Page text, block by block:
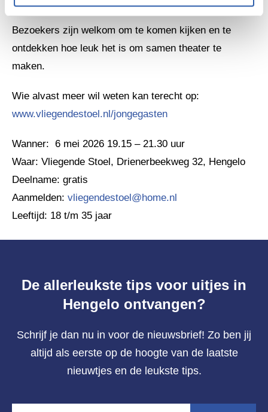
Bezoekers zijn welkom om te komen kijken en te
ontdekken hoe leuk het is om samen theater te
maken.
Wie alvast meer wil weten kan terecht op:
www.vliegendestoel.nl/jongegasten
Wanner: 6 mei 2026 19.15 – 21.30 uur
Waar: Vliegende Stoel, Drienerbeekweg 32, Hengelo
Deelname: gratis
Aanmelden: vliegendestoel@home.nl
Leeftijd: 18 t/m 35 jaar
De allerleukste tips voor uitjes in
Hengelo ontvangen?
Schrijf je dan nu in voor de nieuwsbrief! Zo ben jij
altijd als eerste op de hoogte van de laatste
nieuwtjes en de leukste tips.